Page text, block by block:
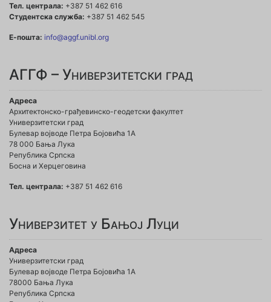
Тел. централа: +387 51 462 616
Студентска служба: +387 51 462 545
Е-пошта: info@aggf.unibl.org
АГГФ – Универзитетски град
Адреса
Архитектонско-грађевинско-геодетски факултет
Универзитетски град
Булевар војводе Петра Бојовића 1A
78 000 Бања Лука
Република Српска
Босна и Херцеговина
Тел. централа: +387 51 462 616
Универзитет у Бањој Луци
Адреса
Универзитетски град
Булевар војводе Петра Бојовића 1А
78000 Бања Лука
Република Српска